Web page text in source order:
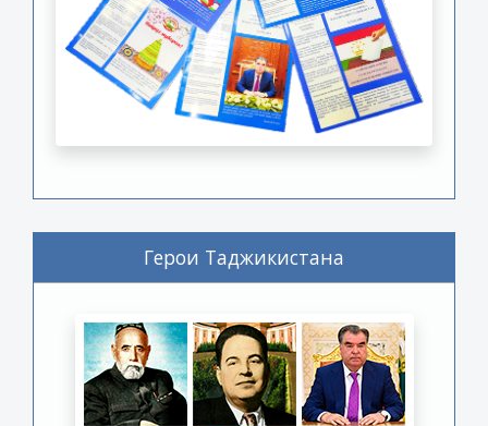
Герои Таджикистана